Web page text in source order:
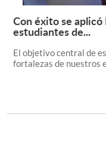
Con éxito se
estudiantes de...
El objetivo central de
fortalezas de nuestros